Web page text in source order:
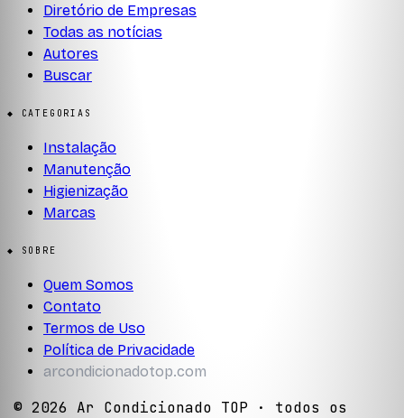
Diretório de Empresas
Todas as notícias
Autores
Buscar
◆ CATEGORIAS
Instalação
Manutenção
Higienização
Marcas
◆ SOBRE
Quem Somos
Contato
Termos de Uso
Política de Privacidade
arcondicionadotop.com
© 2026 Ar Condicionado TOP · todos os